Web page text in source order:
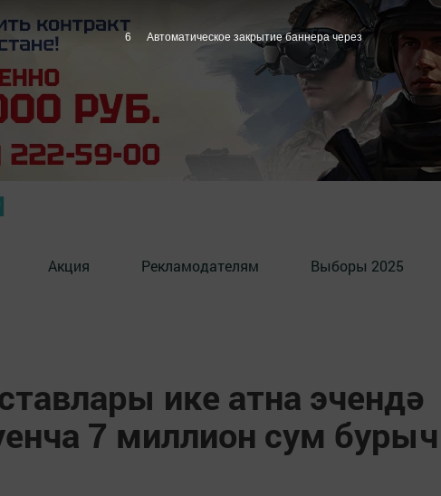
Акция Рекламодателям Выборы 2025
ике атна эчендә
7 миллион сум бурыч
5 Автоматическое закрытие баннера через